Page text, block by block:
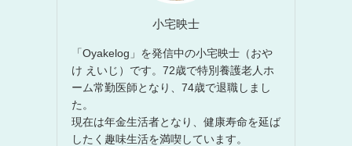
小宅映士
「Oyakelog」を発信中の小宅映士（おや
け えいじ）です。72歳で特別養護老人ホ
ーム常勤医師となり、74歳で退職しまし
た。
現在は年金生活者となり、健康寿命を延ば
したく趣味生活を満喫しています。